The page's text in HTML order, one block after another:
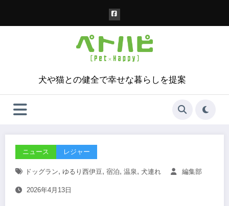
犬や猫との健全で幸せな暮らしを提案
ニュース レジャー
ドッグラン, ゆるり西伊豆, 宿泊, 温泉, 犬連れ 編集部
2026年4月13日